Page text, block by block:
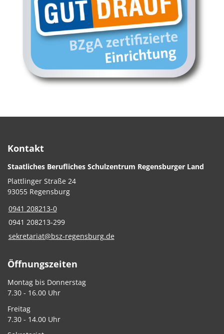
Kontakt
Staatliches Berufliches Schulzentrum Regensburger Land
Plattlinger Straße 24
93055 Regensburg
0941 208213-0
0941 208213-299
sekretariat@bsz-regensburg.de
Öffnungszeiten
Montag bis Donnerstag
7.30 - 16.00 Uhr
Freitag
7.30 - 14.00 Uhr